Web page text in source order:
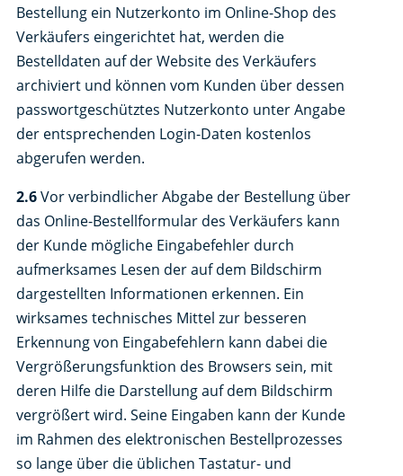
Bestellung ein Nutzerkonto im Online-Shop des
Verkäufers eingerichtet hat, werden die
Bestelldaten auf der Website des Verkäufers
archiviert und können vom Kunden über dessen
passwortgeschütztes Nutzerkonto unter Angabe
der entsprechenden Login-Daten kostenlos
abgerufen werden.
2.6Vor verbindlicher Abgabe der Bestellung über
das Online-Bestellformular des Verkäufers kann
der Kunde mögliche Eingabefehler durch
aufmerksames Lesen der auf dem Bildschirm
dargestellten Informationen erkennen. Ein
wirksames technisches Mittel zur besseren
Erkennung von Eingabefehlern kann dabei die
Vergrößerungsfunktion des Browsers sein, mit
deren Hilfe die Darstellung auf dem Bildschirm
vergrößert wird. Seine Eingaben kann der Kunde
im Rahmen des elektronischen Bestellprozesses
so lange über die üblichen Tastatur- und